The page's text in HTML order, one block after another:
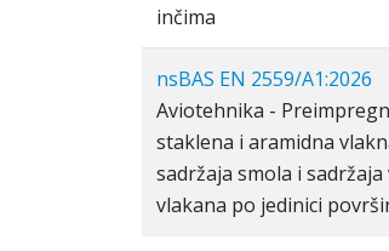
inčima
nsBAS EN 2559/A1:2026
Aviotehnika -
staklena i aramidna
sadržaja smola i sadržaja
vlakana po jedinici